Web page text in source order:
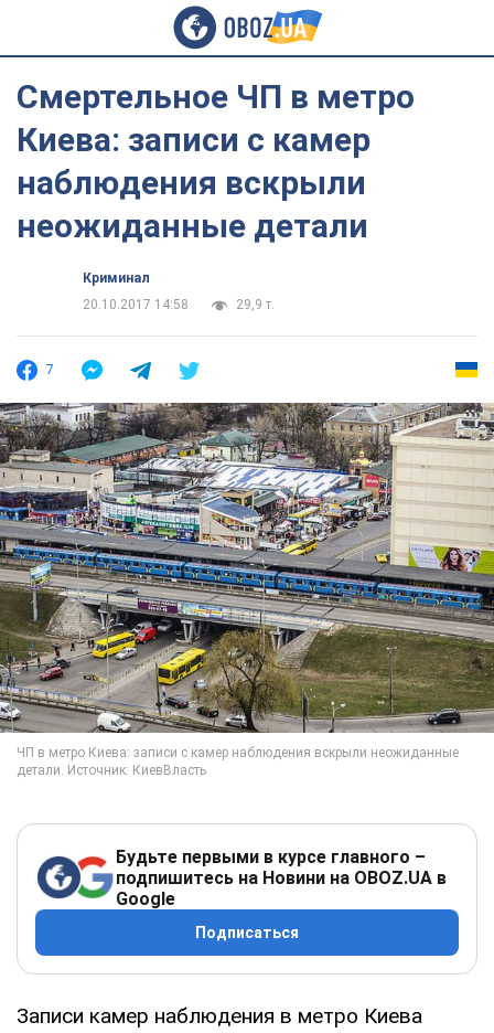
Смертельное ЧП в метро
Киева: записи с камер
наблюдения вскрыли
неожиданные детали
Криминал
20.10.2017 14:58
29,9 т.
7
Будьте первыми в курсе главного –
подпишитесь на Новини на OBOZ.UA в
Google
Подписаться
Записи камер наблюдения в метро Киева